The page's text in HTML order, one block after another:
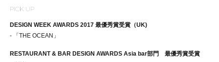
PICK UP
DESIGN WEEK AWARDS 2017 最優秀賞受賞（UK)
- 「THE OCEAN」
RESTAURANT & BAR DESIGN AWARDS Asia bar部門 最優秀賞受賞